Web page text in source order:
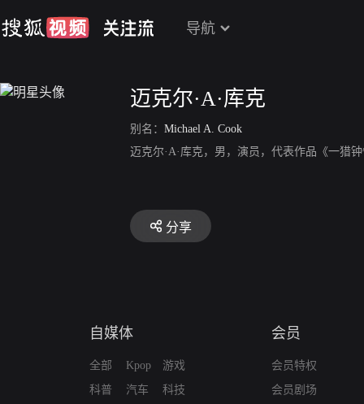
导航
迈克尔·A·库克
别名： Michael A. Cook
迈克尔·A·库克，男，演员，代表作品《一猎
分享
自媒体
全部
科普
Kpop
汽车
游戏
科技
会员
会员特权
会员剧场